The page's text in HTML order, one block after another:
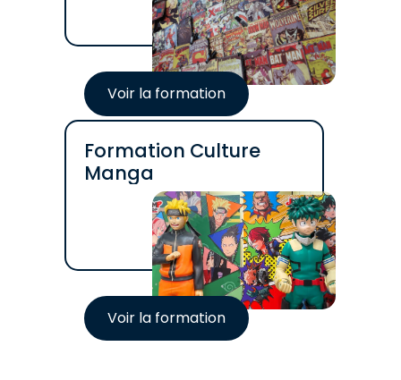
Voir la formation
Formation Culture
Manga
Voir la formation